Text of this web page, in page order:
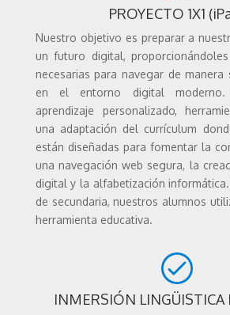
PROYECTO 1X1
Nuestro objetivo es preparar a
un futuro digital,
necesarias para navegar de manera
en el entorno digital
aprendizaje personalizado,
una adaptación del currículum
están diseñadas para fomentar la
una navegación web segura, la
digital y la alfabetización
de secundaria, nuestros alumnos
herramienta educativa.
INMERSIÓN LINGÜISTICA